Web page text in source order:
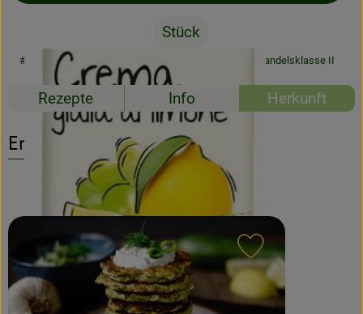
Stück
#48064 7,89 € Handelsklasse II
Rezepte Info Herkunft
Entdecke passende Rezepte
Rezept zu